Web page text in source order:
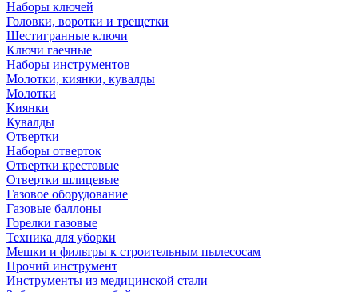
Наборы ключей
Головки, воротки и трещетки
Шестигранные ключи
Ключи гаечные
Наборы инструментов
Молотки, киянки, кувалды
Молотки
Киянки
Кувалды
Отвертки
Наборы отверток
Отвертки крестовые
Отвертки шлицевые
Газовое оборудование
Газовые баллоны
Горелки газовые
Техника для уборки
Мешки и фильтры к строительным пылесосам
Прочий инструмент
Инструменты из медицинской стали